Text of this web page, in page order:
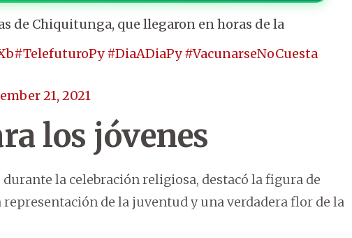
de Chiquitunga, que llegaron en horas de la
#TelefuturoPy #DiaADiaPy #VacunarseNoCuesta
21, 2021
los jóvenes
la celebración religiosa, destacó la figura de
de la juventud y una verdadera flor de la